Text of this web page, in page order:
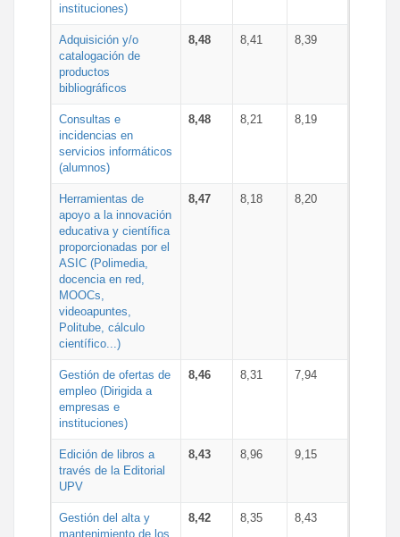
instituciones)
Adquisición y/o
catalogación de
productos
bibliográficos
8,48 8,41 8,39
Consultas e
incidencias en
servicios informáticos
(alumnos)
8,48 8,21 8,19
Herramientas de
apoyo a la innovación
educativa y científica
proporcionadas por el
ASIC (Polimedia,
docencia en red,
MOOCs,
videoapuntes,
Politube, cálculo
científico...)
8,47 8,18 8,20
Gestión de ofertas de
empleo (Dirigida a
empresas e
instituciones)
8,46 8,31 7,94
Edición de libros a
través de la Editorial
UPV
8,43 8,96 9,15
Gestión del alta y
mantenimiento de los
8,42 8,35 8,43